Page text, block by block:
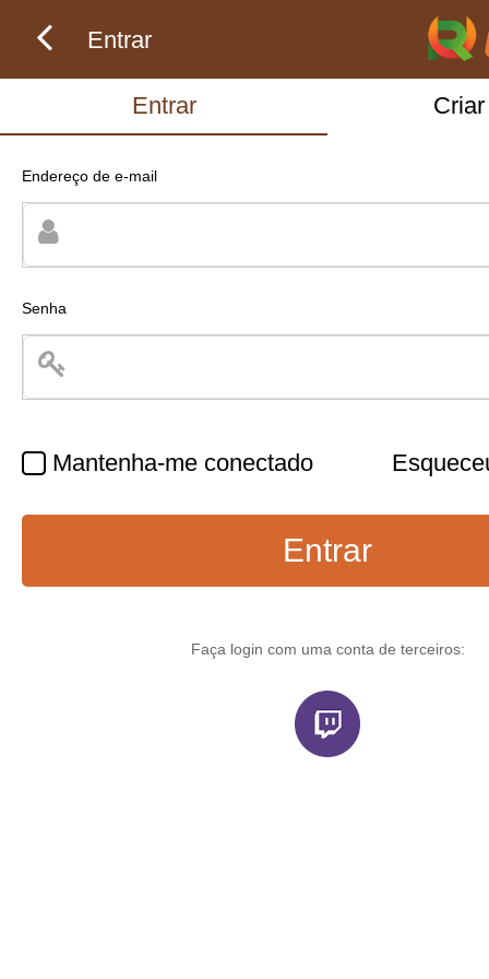
Entrar
Entrar
Endereço de e-mail
Senha
Mantenha-me conectado
Entrar
Faça login com uma conta de terceiros: